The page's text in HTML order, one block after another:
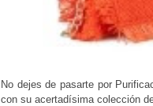
No dejes de pasarte por
con su acertadísima colección